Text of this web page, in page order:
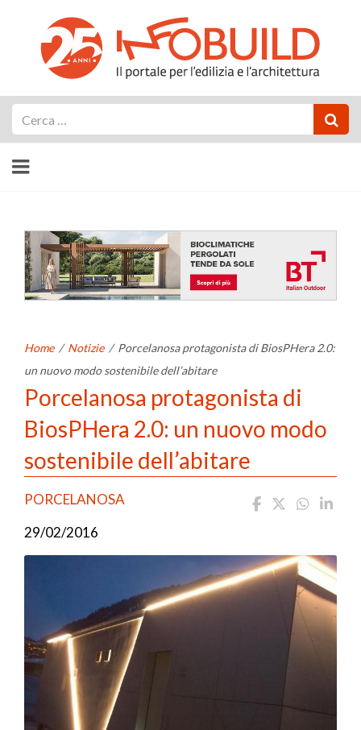
Home / Notizie / Porcelanosa protagonista di BiosPHera 2.0:
un nuovo modo sostenibile dell’abitare
Porcelanosa protagonista di
BiosPHera 2.0: un nuovo modo
sostenibile dell’abitare
PORCELANOSA
29/02/2016